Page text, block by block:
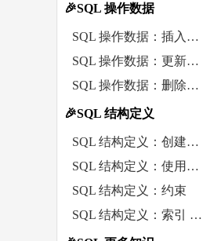
🎉SQL 操作数据
SQL 操作数据：插入数据 INSERT
SQL 操作数据：更新数据 UPDATE
SQL 操作数据：删除数据 DELETE
🎉SQL 结构定义
SQL 结构定义：创建和操作表 TABLE
SQL 结构定义：使用视图 VIEW
SQL 结构定义：约束
SQL 结构定义：索引 INDEX